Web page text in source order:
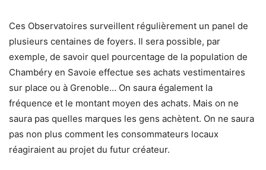
Ces Observatoires surveillent régulièrement un panel de
plusieurs centaines de foyers. Il sera possible, par
exemple, de savoir quel pourcentage de la population de
Chambéry en Savoie effectue ses achats vestimentaires
sur place ou à Grenoble… On saura également la
fréquence et le montant moyen des achats. Mais on ne
saura pas quelles marques les gens achètent. On ne saura
pas non plus comment les consommateurs locaux
réagiraient au projet du futur créateur.